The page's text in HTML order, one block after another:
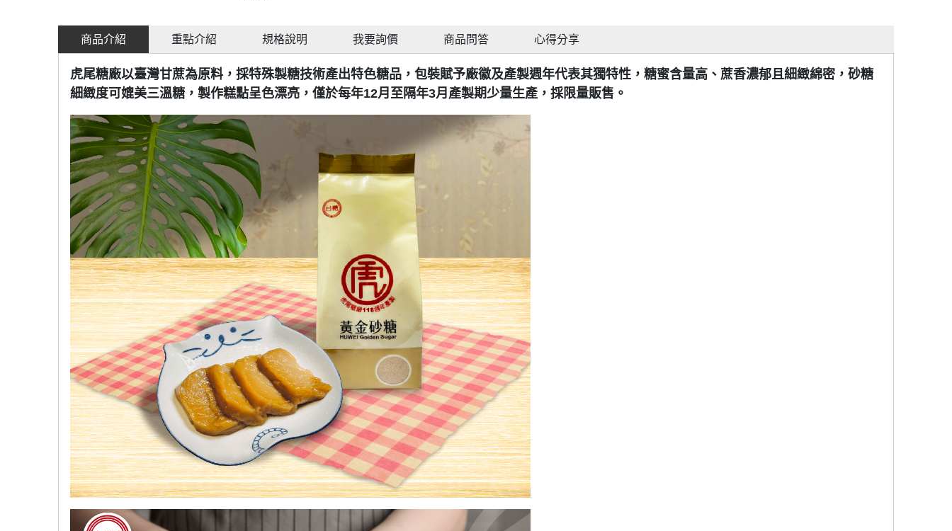
商品介紹 重點介紹 規格說明 我要詢價 商品問答 心得分享
虎尾糖廠以臺灣甘蔗為原料，採特殊製糖技術產出特色糖品，包裝賦予廠徽及產製週年代表其獨特性，糖蜜含量高、蔗香濃郁且細緻綿密，砂糖
細緻度可媲美三溫糖，製作糕點呈色漂亮，僅於每年12月至隔年3月產製期少量生產，採限量販售。